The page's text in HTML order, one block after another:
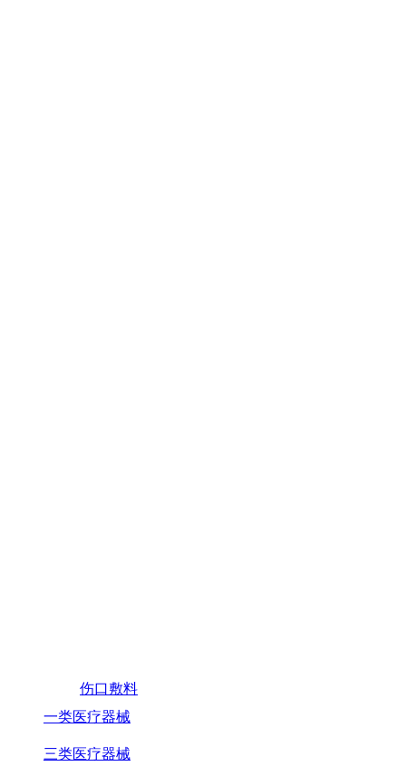
伤口敷料
一类医疗器械
三类医疗器械